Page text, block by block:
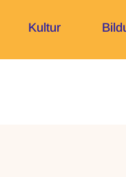
Kultur